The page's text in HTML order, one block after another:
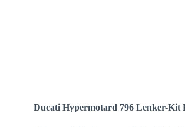
Ducati Hypermotard 796 Lenker-Kit